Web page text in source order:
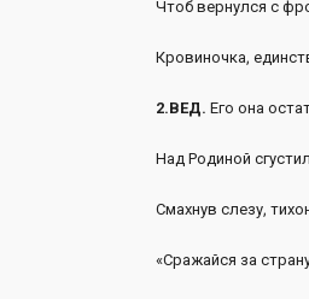
Чтоб вернулся с
Кровиночка,
2.ВЕД. Его она
Над Родиной
Смахнув слезу,
«Сражайся за